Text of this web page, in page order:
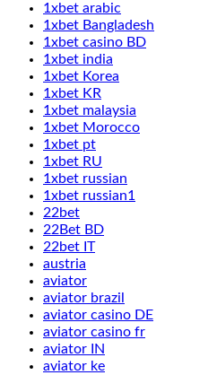
1xbet arabic
1xbet Bangladesh
1xbet casino BD
1xbet india
1xbet Korea
1xbet KR
1xbet malaysia
1xbet Morocco
1xbet pt
1xbet RU
1xbet russian
1xbet russian1
22bet
22Bet BD
22bet IT
austria
aviator
aviator brazil
aviator casino DE
aviator casino fr
aviator IN
aviator ke